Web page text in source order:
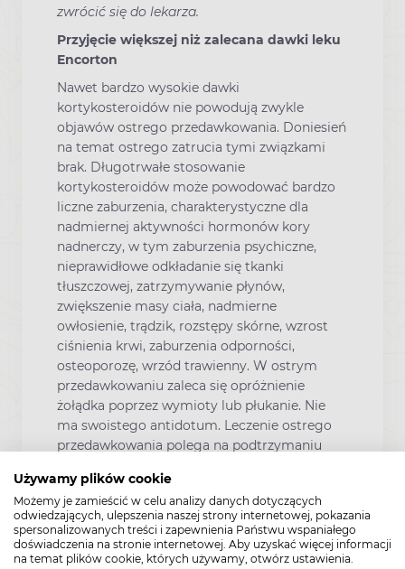
Używamy plików cookie
Możemy je zamieścić w celu analizy danych dotyczących
odwiedzających, ulepszenia naszej strony internetowej, pokazania
spersonalizowanych treści i zapewnienia Państwu wspaniałego
doświadczenia na stronie internetowej. Aby uzyskać więcej informacji
na temat plików cookie, których używamy, otwórz ustawienia.
zwrócić się do lekarza.
Przyjęcie większej niż zalecana dawki leku
Encorton
Nawet bardzo wysokie dawki
kortykosteroidów nie powodują zwykle
objawów ostrego przedawkowania. Doniesień
na temat ostrego zatrucia tymi związkami
brak. Długotrwałe stosowanie
kortykosteroidów może powodować bardzo
liczne zaburzenia, charakterystyczne dla
nadmiernej aktywności hormonów kory
nadnerczy, w tym zaburzenia psychiczne,
nieprawidłowe odkładanie się tkanki
tłuszczowej, zatrzymywanie płynów,
zwiększenie masy ciała, nadmierne
owłosienie, trądzik, rozstępy skórne, wzrost
ciśnienia krwi, zaburzenia odporności,
osteoporozę, wrzód trawienny. W ostrym
przedawkowaniu zaleca się opróżnienie
żołądka poprzez wymioty lub płukanie. Nie
ma swoistego antidotum. Leczenie ostrego
przedawkowania polega na podtrzymaniu
większej niż zalecana dawki leku należy
niezwłocznie zwrócić się do lekarza lub
farmaceuty.
Pominięcie przyjmowania leku Encorton